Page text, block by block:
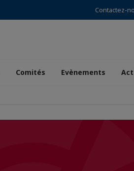
Contactez-
Comités Evènements